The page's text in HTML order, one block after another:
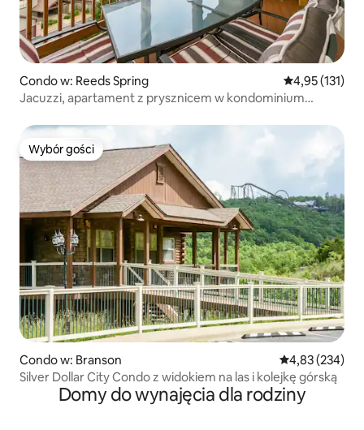
Condo w: Reeds Spring Średnia
4,95 (131)
Jacuzzi, apartament z prysznicem w kondominium
Wybór gości
Wybór gości
Condo w: Branson Średnia
4,83 (234)
Silver Dollar City Condo z widokiem na las i kolejkę górską
Domy do wynajęcia dla rodziny